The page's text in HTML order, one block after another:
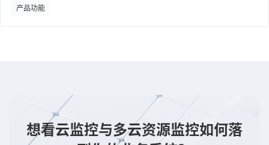
产品功能
想看云监控与多云资源监控如何落